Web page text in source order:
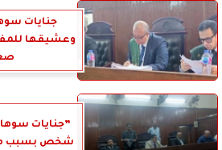
جنايات
وعشيقها
شخص بسبب